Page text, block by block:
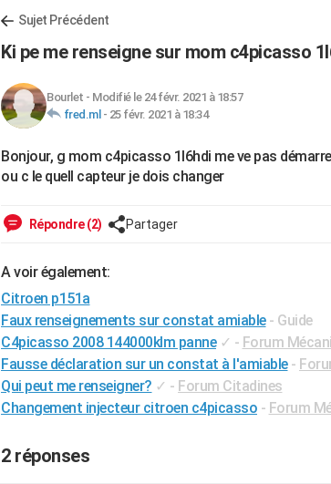
Sujet Précédent
Ki pe me renseigne sur mom c4picasso
Bourlet - Modifié le 24 févr. 2021 à 18:57
fred.ml - 25 févr. 2021 à 18:34
Bonjour, g mom c4picasso 1l6hdi me ve pas
ou c le quell capteur je dois changer
Répondre (2) Partager
A voir également:
Citroen p151a
Faux renseignements sur constat amiable - Guide
C4picasso 2008 144000klm panne ✓ - Forum
Fausse déclaration sur un constat à l'amiable -
Qui peut me renseigner? ✓ - Forum Citadines
Changement injecteur citroen c4picasso - Forum
2 réponses